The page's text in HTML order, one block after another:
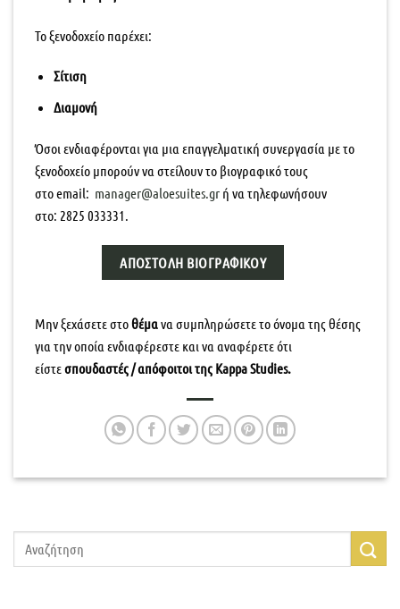
Το ξενοδοχείο παρέχει:
Σίτιση
Διαμονή
Όσοι ενδιαφέρονται για μια επαγγελματική συνεργασία με το
ξενοδοχείο μπορούν να στείλουν το βιογραφικό τους
στοemail: manager@aloesuites.gr ή να τηλεφωνήσουν
στo: 2825 033331
ΑΠΟΣΤΟΛΉ ΒΙΟΓΡΑΦΙΚΟΎ
Μην ξεχάσετε στοθέμανα συμπληρώσετε το όνομα της θέσης
για την οποία ενδιαφέρεστε και να αναφέρετε ότι
είστεσπουδαστές / απόφοιτοι της Kappa Studies.